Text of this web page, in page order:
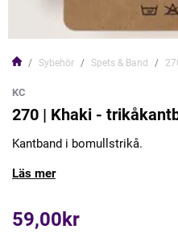
Sybehör Spets & Band
KC
270 | Khaki -
Kantband i bomullstrikå.
Läs mer
59,00kr